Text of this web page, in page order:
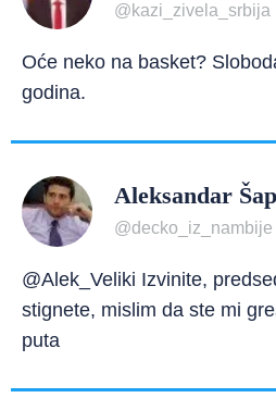
@kazi_zivela_srbija
Oće neko na basket?
godina.
Aleksandar
@decko_iz_nambije
@Alek_Veliki Izvinite,
stignete, mislim da ste mi
puta